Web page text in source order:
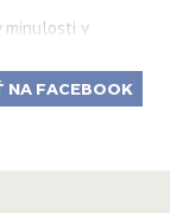
minulosti v
proces.
si všimla nejakú
NA FACEBOOK